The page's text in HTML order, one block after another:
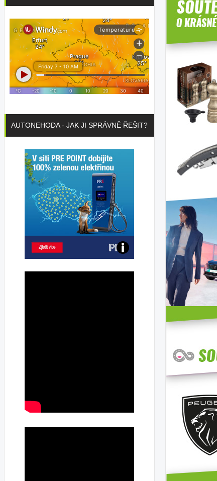
AUTONEHODA - JAK JI SPRÁVNĚ ŘEŠIT?
Poznejte